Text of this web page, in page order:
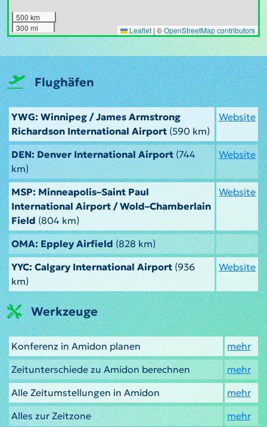
500 km
300 mi
Leaflet | ©OpenStreetMap contributors
Flughäfen
YWG: Winnipeg / James Armstrong
Richardson International Airport (590 km)
Website
DEN: Denver International Airport(744
km)
Website
MSP: Minneapolis–Saint Paul
International Airport / Wold–Chamberlain
Field (804 km)
Website
OMA: Eppley Airfield(828 km)
YYC: Calgary International Airport (936
km)
Website
Werkzeuge
Konferenz in Amidon planen
mehr
Zeitunterschiede zu Amidon berechnen
mehr
Alle Zeitumstellungen in Amidon
mehr
Alles zur Zeitzone
mehr